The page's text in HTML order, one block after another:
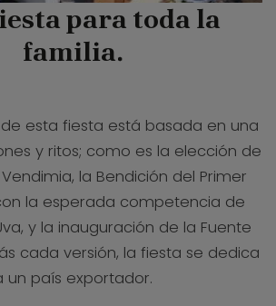
para toda la
familia.
de esta fiesta está basada en una
y ritos; como es la elección de
la Bendición del Primer
la esperada competencia de
y la inauguración de la Fuente
cada versión, la fiesta se dedica
un país exportador.